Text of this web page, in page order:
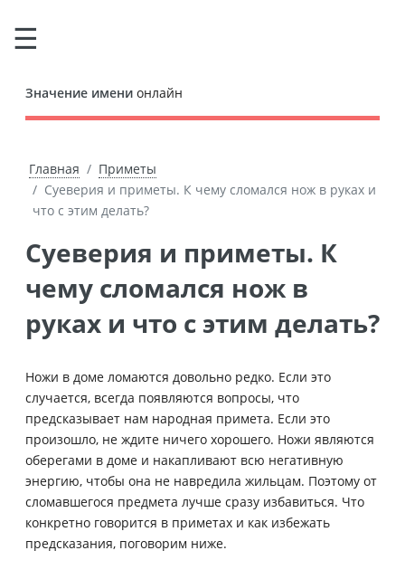
Значение имени онлайн
Главная
Приметы
Суеверия и приметы. К чему сломался нож в руках и
что с этим делать?
Суеверия и приметы. К
чему сломался нож в
руках и что с этим делать?
Ножи в доме ломаются довольно редко. Если это
случается, всегда появляются вопросы, что
предсказывает нам народная примета. Если это
произошло, не ждите ничего хорошего. Ножи являются
оберегами в доме и накапливают всю негативную
энергию, чтобы она не навредила жильцам. Поэтому от
сломавшегося предмета лучше сразу избавиться. Что
конкретно говорится в приметах и как избежать
предсказания, поговорим ниже.